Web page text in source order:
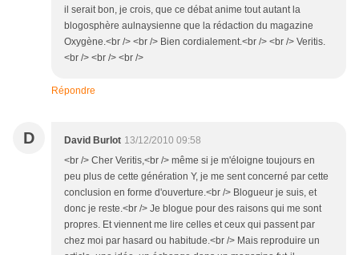
il serait bon, je crois, que ce débat anime tout autant la
blogosphère aulnaysienne que la rédaction du magazine
Oxygène.<br /> <br /> Bien cordialement.<br /> <br /> Veritis.
<br /> <br /> <br />
Répondre
D David Burlot 13/12/2010 09:58
<br /> Cher Veritis,<br /> même si je m'éloigne toujours en
peu plus de cette génération Y, je me sent concerné par cette
conclusion en forme d'ouverture.<br /> Blogueur je suis, et
donc je reste.<br /> Je blogue pour des raisons qui me sont
propres. Et viennent me lire celles et ceux qui passent par
chez moi par hasard ou habitude.<br /> Mais reproduire un